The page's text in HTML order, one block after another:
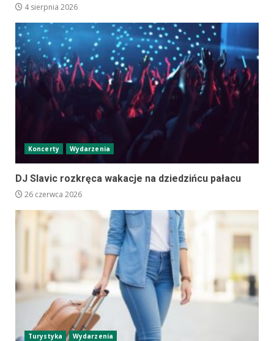
4 sierpnia 2026
Koncerty Wydarzenia
DJ Slavic rozkręca wakacje na dziedzińcu pałacu
26 czerwca 2026
Turystyka Wydarzenia